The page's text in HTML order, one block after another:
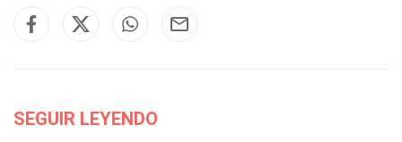
SEGUIR LEYENDO